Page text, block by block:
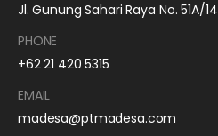
Jl. Gunung Sahari Raya No. 51A/
PHONE
+62 21 420 5315
EMAIL
madesa@ptmadesa.com